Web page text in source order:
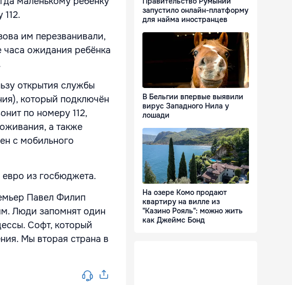
им перезванивали,
ожидания ребёнка
открытия службы
который подключён
по номеру 112,
а также
с мобильного
евро из госбюджета.
Павел Филип
Люди запомнят один
Софт, который
Мы вторая страна в
запустило онлайн-платформу
для найма иностранцев
В Бельгии впервые выявили
вирус Западного Нила у
лошади
На озере Комо продают
квартиру на вилле из
"Казино Рояль": можно жить
как Джеймс Бонд